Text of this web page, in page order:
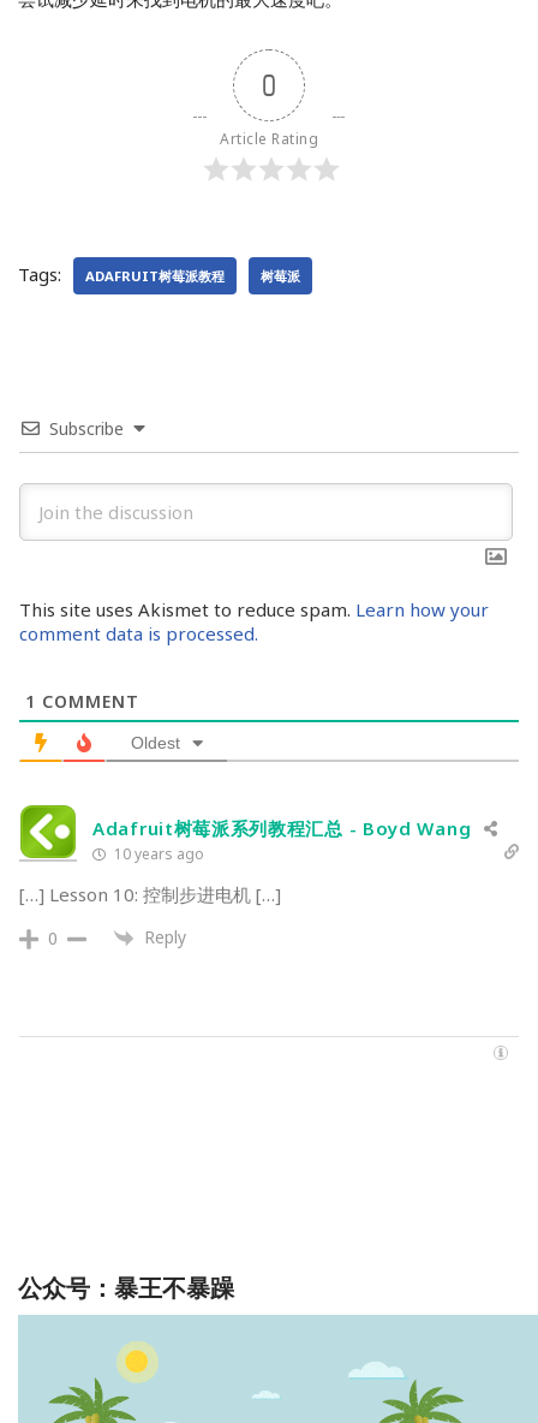
0
Article Rating
Tags: ADAFRUIT树莓派教程 树莓派
Subscribe
This site uses Akismet to reduce spam. Learn how your
comment data is processed.
1 COMMENT
Oldest
Adafruit树莓派系列教程汇总 - Boyd Wang
10 years ago
[…] Lesson 10: 控制步进电机 […]
0 Reply
公众号：暴王不暴躁